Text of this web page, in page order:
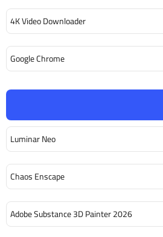
Luminar Neo
Chaos Enscape
Adobe Substance 3D Painter 2026
4K Video Downloader
Google Chrome